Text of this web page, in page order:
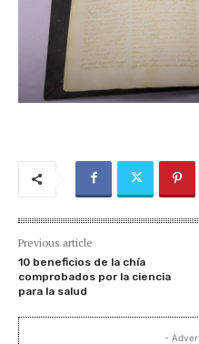
Previous article
10 beneficios de la chía
comprobados por la ciencia
para la salud
-